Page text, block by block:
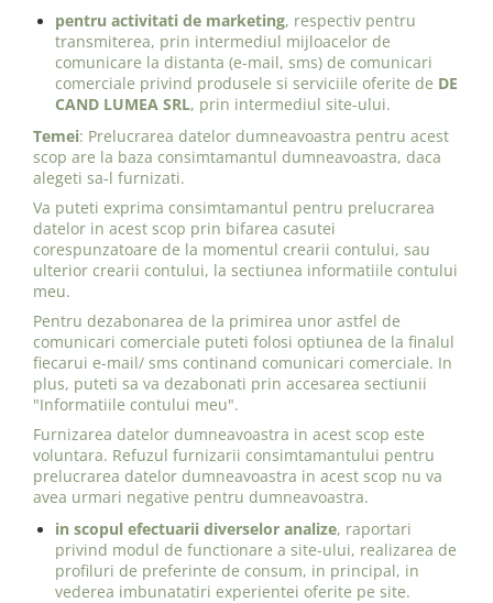
pentru activitati de marketing, respectiv pentru
transmiterea, prin intermediul mijloacelor de
comunicare la distanta (e-mail, sms) de comunicari
comerciale privind produsele si serviciile oferite de DE
CAND LUMEA SRL, prin intermediul site-ului.
Temei: Prelucrarea datelor dumneavoastra pentru acest
scop are la baza consimtamantul dumneavoastra, daca
alegeti sa-l furnizati.
Va puteti exprima consimtamantul pentru prelucrarea
datelor in acest scop prin bifarea casutei
corespunzatoare de la momentul crearii contului, sau
ulterior crearii contului, la sectiunea informatiile contului
meu.
Pentru dezabonarea de la primirea unor astfel de
comunicari comerciale puteti folosi optiunea de la finalul
fiecarui e-mail/ sms continand comunicari comerciale. In
plus, puteti sa va dezabonati prin accesarea sectiunii
"Informatiile contului meu".
Furnizarea datelor dumneavoastra in acest scop este
voluntara. Refuzul furnizarii consimtamantului pentru
prelucrarea datelor dumneavoastra in acest scop nu va
avea urmari negative pentru dumneavoastra.
in scopul efectuarii diverselor analize, raportari
privind modul de functionare a site-ului, realizarea de
profiluri de preferinte de consum, in principal, in
vederea imbunatatiri experientei oferite pe site.